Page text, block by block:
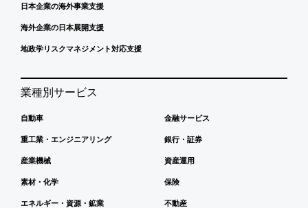
日本企業の海外事業支援
海外企業の日本展開支援
地政学リスクマネジメント対応支援
業種別サービス
自動車
重工業・エンジニアリング
産業機械
素材・化学
エネルギー・資源・鉱業
金融サービス
銀行・証券
資産運用
保険
不動産